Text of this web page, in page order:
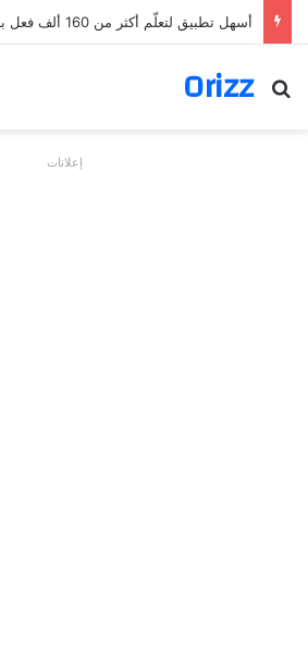
أسهل تطبيق لتعلّم أكثر من 160 ألف فعل بالألمانية
Orizz
بحث عن
إعلانات